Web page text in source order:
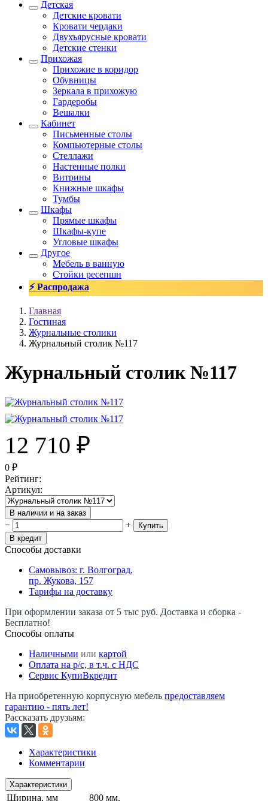
Детская
Детские кровати
Кровати чердаки
Двухъярусные кровати
Детские стенки
Прихожая
Прихожие в коридор
Обувницы
Зеркала в прихожую
Гардеробы
Вешалки
Кабинет
Письменные столы
Компьютерные столы
Стеллажи
Настенные полки
Витрины
Книжные шкафы
Тумбы
Шкафы
Прямые шкафы
Шкафы-купе
Угловые шкафы
Другое
Мебель в ванную
Стойки ресепшн
⚡ Распродажа
Главная
Гостиная
Журнальные столики
Журнальный столик №117
Журнальный столик №117
12 710 ₽
0 ₽
Рейтинг:
Артикул:
В наличии и на заказ
− +
Купить
В кредит
Способы доставки
Самовывоз: г. Волгоград,
пр. Жукова, 157
Тарифы на доставку
При оформлении заказа от 5 тыс руб. Доставка и сборка -
Бесплатно!
Способы оплаты
Наличными или картой
Оплата на р/c, в т.ч. с НДС
Сервис КупиВкредит
На приобретенную корпусную мебель предоставляем
гарантию - пять лет!
Рассказать друзьям:
Характеристики
Комментарии
Характеристики
Ширина, мм
800 мм.